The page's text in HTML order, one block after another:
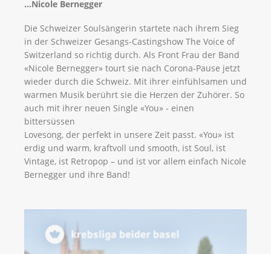
…Nicole Bernegger
Die Schweizer Soulsängerin startete nach ihrem Sieg
in der Schweizer Gesangs-Castingshow The Voice of
Switzerland so richtig durch. Als Front Frau der Band
«Nicole Bernegger» tourt sie nach Corona-Pause jetzt
wieder durch die Schweiz. Mit ihrer einfühlsamen und
warmen Musik berührt sie die Herzen der Zuhörer. So
auch mit ihrer neuen Single «You» - einen
bittersüssen
Lovesong, der perfekt in unsere Zeit passt. «You» ist
erdig und warm, kraftvoll und smooth, ist Soul, ist
Vintage, ist Retropop – und ist vor allem einfach Nicole
Bernegger und ihre Band!